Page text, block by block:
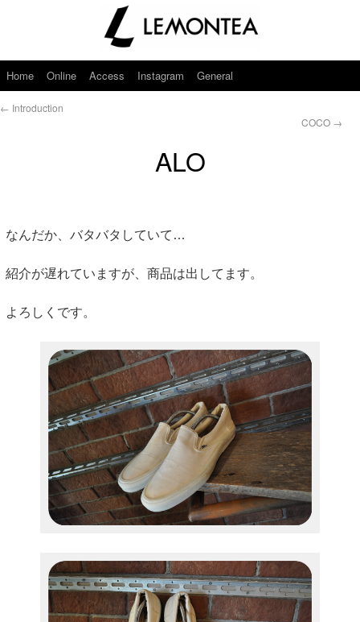
Home Online Access Instagram General
← Introduction
COCO →
ALO
なんだか、バタバタしていて…
紹介が遅れていますが、商品は出してます。
よろしくです。